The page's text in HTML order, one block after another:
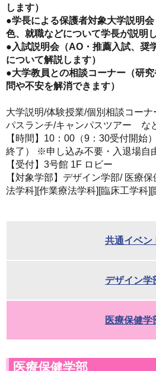
します）
●学長による保護者対象大学説明
色、就職などについて学長が説明し
●入試説明会（AO・推薦入試、奨
について解説します）
●大学教員との相談コーナー（研
問や不安を解消できます）
大学説明/体験授業/個別相談コー
パスランチ/キャンパスツアー な
【時間】10：00（9：30受付開始
終了） ※申し込み不要・入退場自
【受付】3号館 1F ロビー
【対象学部】デザイン学部/ 医療
法学科][作業療法学科][臨床工学科][
共通イベン
デザイン学
医療保健学
医療保健学部